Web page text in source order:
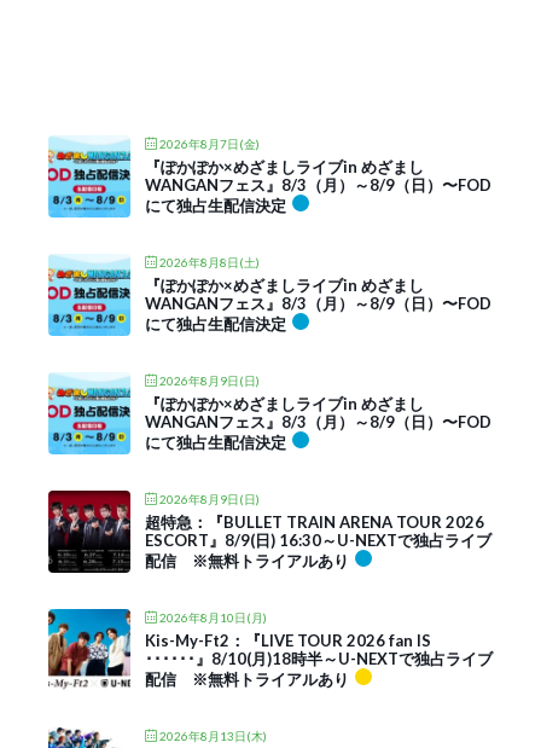
2026年8月7日(金)
『ぽかぽか×めざましライブin めざまし
WANGANフェス』8/3（月）～8/9（日）〜FOD
にて独占生配信決定
2026年8月8日(土)
『ぽかぽか×めざましライブin めざまし
WANGANフェス』8/3（月）～8/9（日）〜FOD
にて独占生配信決定
2026年8月9日(日)
『ぽかぽか×めざましライブin めざまし
WANGANフェス』8/3（月）～8/9（日）〜FOD
にて独占生配信決定
2026年8月9日(日)
超特急：『BULLET TRAIN ARENA TOUR 2026
ESCORT』8/9(日) 16:30～U-NEXTで独占ライブ
配信 ※無料トライアルあり
2026年8月10日(月)
Kis-My-Ft2：『LIVE TOUR 2026 fan IS
･･････』8/10(月)18時半～U-NEXTで独占ライブ
配信 ※無料トライアルあり
2026年8月13日(木)